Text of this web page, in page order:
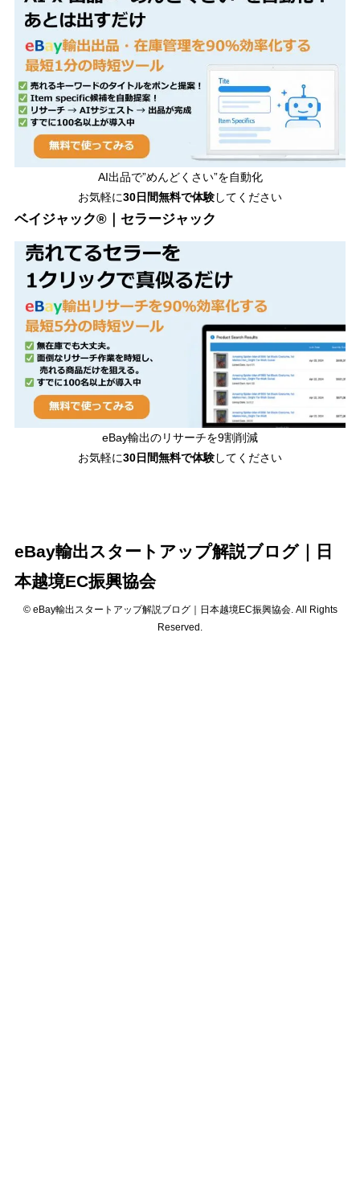
AI出品で”めんどくさい”を自動化
お気軽に30日間無料で体験してください
ベイジャック®｜セラージャック
eBay輸出のリサーチを9割削減
お気軽に30日間無料で体験してください
eBay輸出スタートアップ解説ブログ｜日
本越境EC振興協会
© eBay輸出スタートアップ解説ブログ｜日本越境EC振興協会. All Rights
Reserved.